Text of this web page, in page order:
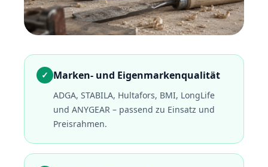
✓ Marken- und Eigenmarkenqualität
ADGA, STABILA, Hultafors, BMI, LongLife
und ANYGEAR – passend zu Einsatz und
Preisrahmen.